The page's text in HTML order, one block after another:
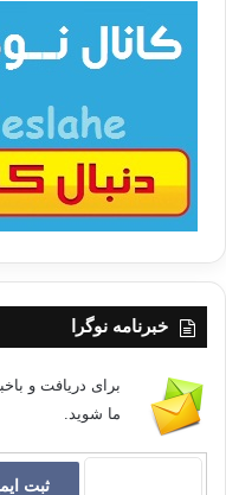
خبرنامه نوگرا
برای دریافت و
ما شوید.